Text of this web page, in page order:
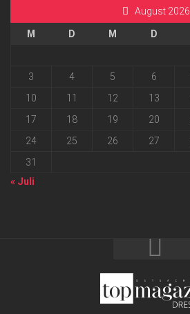
August 2026
M D M D
3
4 5 6
10
11 12 13
17
18 19 20
24
25 26 27
31
« Juli